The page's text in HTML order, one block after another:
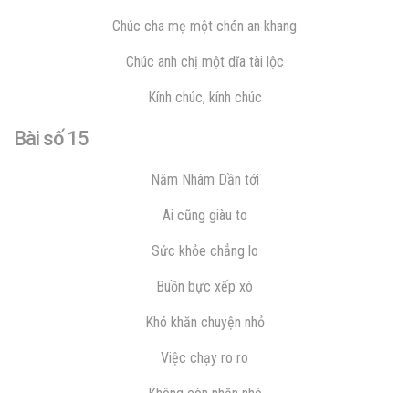
Chúc cha mẹ một chén an khang
Chúc anh chị một dĩa tài lộc
Kính chúc, kính chúc
Bài số 15
Năm Nhâm Dần tới
Ai cũng giàu to
Sức khỏe chẳng lo
Buồn bực xếp xó
Khó khăn chuyện nhỏ
Việc chạy ro ro